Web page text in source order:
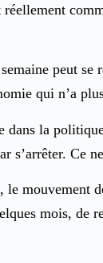
peut
qui n’a
la
s’arrêter. Ce
le mouvement
mois, de